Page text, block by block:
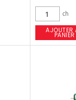
ch
AJOUTER
PANIER